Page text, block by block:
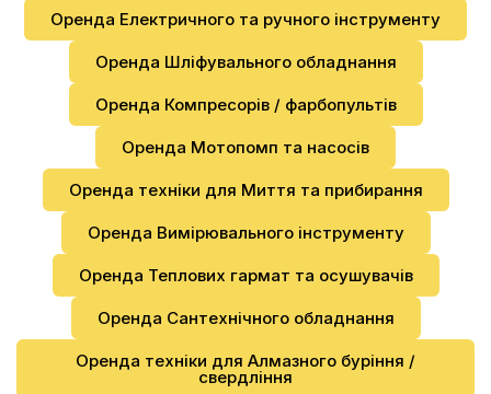
Оренда Електричного та ручного інструменту
Оренда Шліфувального обладнання
Оренда Компресорів / фарбопультів
Оренда Мотопомп та насосів
Оренда техніки для Миття та прибирання
Оренда Вимірювального інструменту
Оренда Теплових гармат та осушувачів
Оренда Сантехнічного обладнання
Оренда техніки для Алмазного буріння /
свердління